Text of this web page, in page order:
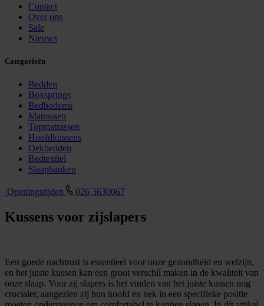
Contact
Over ons
Sale
Nieuws
Categorieën
Bedden
Boxsprings
Bedbodems
Matrassen
Topmatrassen
Hoofdkussens
Dekbedden
Bedtextiel
Slaapbanken
Openingstijden 026 3630067
Kussens voor zijslapers
Een goede nachtrust is essentieel voor onze gezondheid en welzijn,
en het juiste kussen kan een groot verschil maken in de kwaliteit van
onze slaap. Voor zij slapers is het vinden van het juiste kussen nog
crucialer, aangezien zij hun hoofd en nek in een specifieke positie